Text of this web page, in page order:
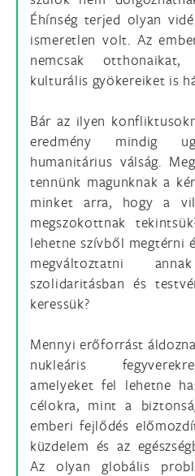
Éhínség terjed olyan
ismeretlen volt. Az
nemcsak
kulturális gyökereiket is
Bár az ilyen
eredmény mindig
humanitárius válság.
tennünk magunknak a
minket arra, hogy a
megszokottnak
lehetne szívből megtérni
megváltoztatni
szolidaritásban és
keressük?
Mennyi erőforrást
nukleáris
amelyeket fel lehetne
célokra, mint a
emberi fejlődés
küzdelem és az
Az olyan globális